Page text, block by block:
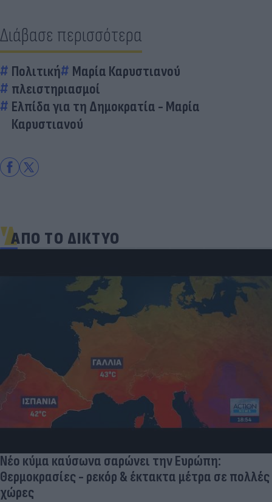
Διάβασε περισσότερα
Πολιτική
Μαρία Καρυστιανού
πλειστηριασμοί
Ελπίδα για τη Δημοκρατία - Μαρία
Καρυστιανού
ΑΠΟ ΤΟ ΔΙΚΤΥΟ
Νέο κύμα καύσωνα σαρώνει την Ευρώπη:
Θερμοκρασίες - ρεκόρ & έκτακτα μέτρα σε πολλές
χώρες